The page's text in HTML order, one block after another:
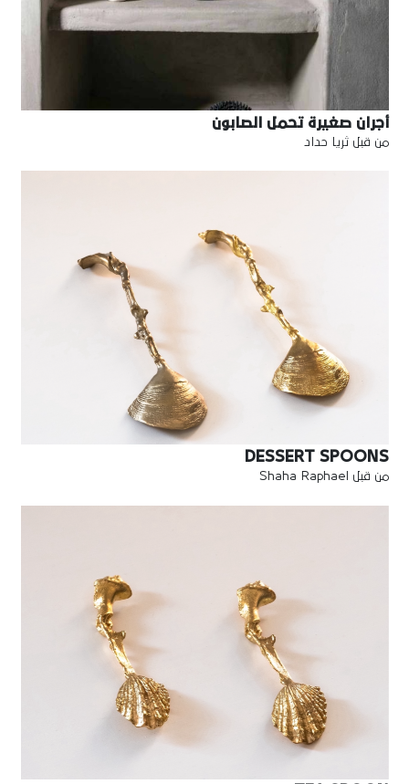
أجران صغيرة تحمل الصابون
من قبل ثريا حداد
DESSERT SPOONS
من قبل Shaha Raphael